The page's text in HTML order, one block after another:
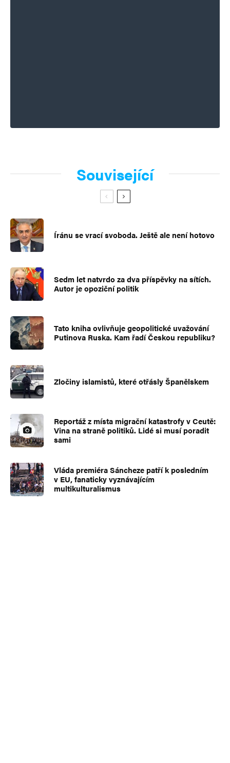
Související
Íránu se vrací svoboda. Ještě ale není hotovo
Sedm let natvrdo za dva příspěvky na sítích.
Autor je opoziční politik
Tato kniha ovlivňuje geopolitické uvažování
Putinova Ruska. Kam řadí Českou republiku?
Zločiny islamistů, které otřásly Španělskem
Reportáž z místa migrační katastrofy v Ceutě:
Vina na straně politiků. Lidé si musí poradit
sami
Vláda premiéra Sáncheze patří k posledním
v EU, fanaticky vyznávajícím
multikulturalismus